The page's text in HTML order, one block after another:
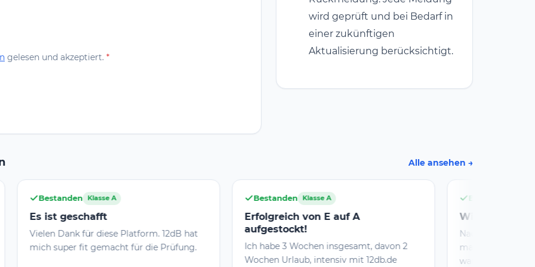
gelesen und akzeptiert. *
wird geprüft und bei Bedarf in
einer zukünftigen
Aktualisierung berücksichtigt.
Alle ansehen
12dB hat
für die Prüfung.
aufgestockt!
Ich habe 3 Wochen insgesamt, davon 2
Wochen Urlaub, intensiv mit 12db.de
Wieder da!
Nachdem ich in den 60er Jahren schon
mal QRV und zwischendurch "Ruhe sanft!"
war, kam mir vor ein paar Wochen die